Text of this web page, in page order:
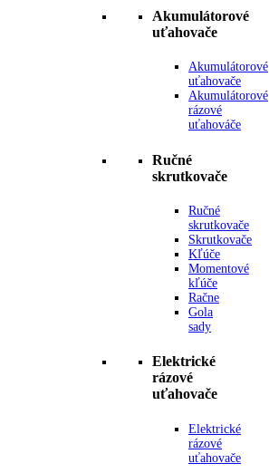
Akumulátorové
uťahovače
Akumulátorové
uťahovače
Akumulátorové
rázové
uťahováče
Ručné
skrutkovače
Ručné
skrutkovače
Skrutkovače
Kľúče
Momentové
kľúče
Račne
Gola
sady
Elektrické
rázové
uťahovače
Elektrické
rázové
uťahovače